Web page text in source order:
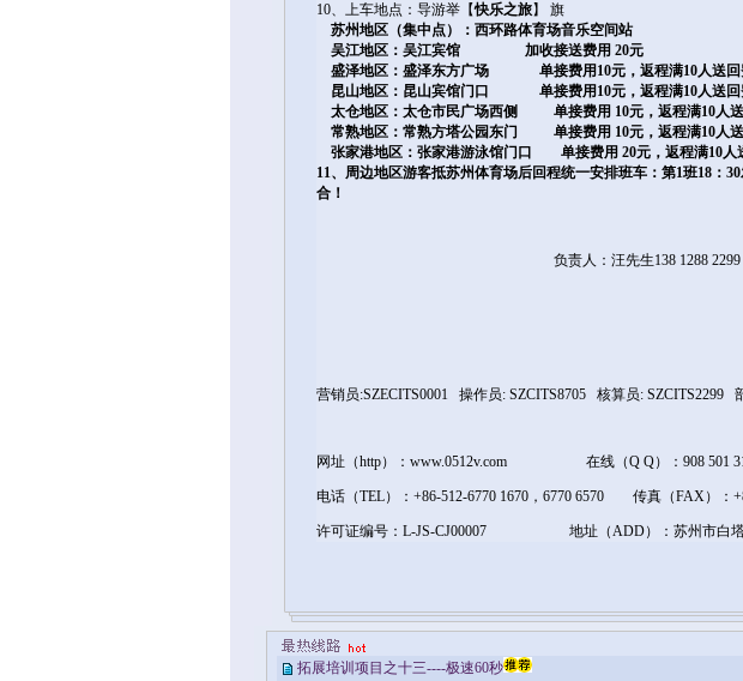
10、上车地点：导游举【快乐之旅】 旗
苏州地区（集中点）：西环路体育场音乐空间站
吴江地区：吴江宾馆
加收接送费用 20元
盛泽地区：盛泽东方广场
单接费用10元，返程满10人送
昆山地区：昆山宾馆门口
单接费用10元，返程满10人送
太仓地区：太仓市民广场西侧
单接费用 10元，返程满10人
常熟地区：常熟方塔公园东门
单接费用 10元，返程满10人
张家港地区：张家港游泳馆门口
单接费用 20元，返程满10人
11、周边地区游客抵苏州体育场后回程统一安排班车：第1班18：
合！
负责人：汪先生138 1288 2299
国旅官
营销员:SZECITS0001 操作员: SZCITS8705 核算员: SZCITS2299
网址（http）： www.0512v.com在线（Q Q）：908 501
电话（TEL）：+86-512-6770 1670，6770 6570 传真（FAX）：
许可证编号：L-JS-CJ00007 地址（ADD）：苏州市白塔
拓展培训项目之十三----极速60秒